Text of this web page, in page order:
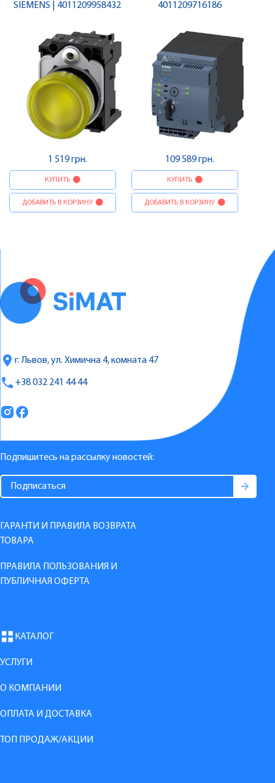
SIEMENS | 4011209958432
1 519 грн.
КУПИТЬ
ДОБАВИТЬ В КОРЗИНУ
4011209716186
109 589 грн.
КУПИТЬ
ДОБАВИТЬ В КОРЗИНУ
г. Львов, ул. Химична 4, комната 47
+38 032 241 44 44
Подпишитесь на рассылку новостей:
ГАРАНТИ И ПРАВИЛА ВОЗВРАТА
ТОВАРА
ПРАВИЛА ПОЛЬЗОВАНИЯ И
ПУБЛИЧНАЯ ОФЕРТА
КАТАЛОГ
УСЛУГИ
О КОМПАНИИ
ОПЛАТА И ДОСТАВКА
ТОП ПРОДАЖ/АКЦИИ